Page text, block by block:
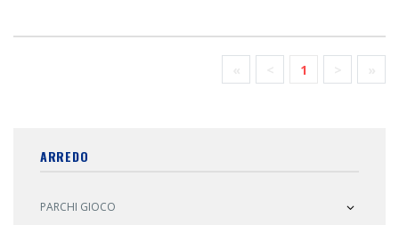
1
ARREDO
PARCHI GIOCO